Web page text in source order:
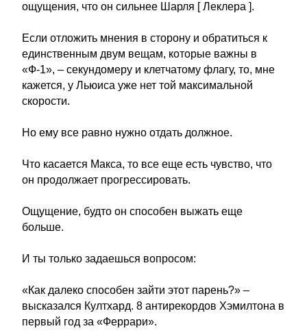
ощущения, что он сильнее Шарля [ Леклера ].
Если отложить мнения в сторону и обратиться к
единственным двум вещам, которые важны в
«Ф-1», – секундомеру и клетчатому флагу, то, мне
кажется, у Льюиса уже нет той максимальной
скорости.
Но ему все равно нужно отдать должное.
Что касается Макса, то все еще есть чувство, что
он продолжает прогрессировать.
Ощущение, будто он способен выжать еще
больше.
И ты только задаешься вопросом:
«Как далеко способен зайти этот парень?» –
высказался Култхард. 8 антирекордов Хэмилтона в
первый год за «Феррари».